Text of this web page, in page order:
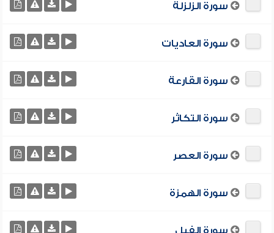
سورة الزلزلة
سورة العاديات
سورة القارعة
سورة التكاثر
سورة العصر
سورة الهمزة
سورة الفيل